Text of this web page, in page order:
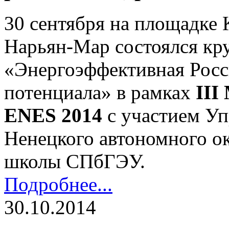
30 сентября на площадке
Нарьян-Мар состоялся
«Энергоэффективная
потенциала» в рамках III
ENES 2014 с участием
Ненецкого автономного
школы СПбГЭУ.
Подробнее...
30.10.2014